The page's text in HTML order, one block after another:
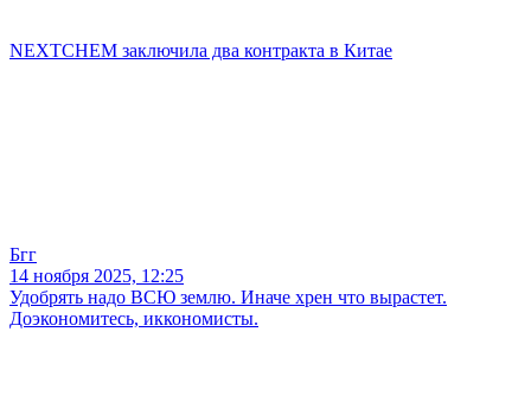
NEXTCHEM заключила два контракта в Китае
Бгг
14 ноября 2025, 12:25
Удобрять надо ВСЮ землю. Иначе хрен что вырастет.
Доэкономитесь, иккономисты.